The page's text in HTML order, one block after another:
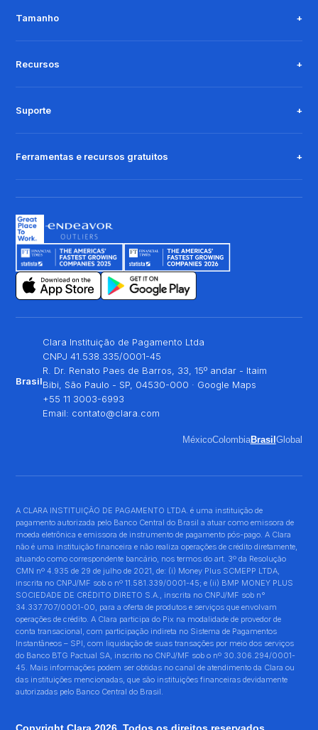
Tamanho
Recursos
Suporte
Ferramentas e recursos gratuitos
Brasil
Clara Instituição de Pagamento Ltda
CNPJ 41.538.335/0001-45
R. Dr. Renato Paes de Barros, 33, 15º andar - Itaim
Bibi, São Paulo - SP, 04530-000 · Google Maps
+55 11 3003-6993
Email: contato@clara.com
MéxicoColombiaBrasil Global
A CLARA INSTITUIÇÃO DE PAGAMENTO LTDA. é uma instituição de
pagamento autorizada pelo Banco Central do Brasil a atuar como emissora de
moeda eletrônica e emissora de instrumento de pagamento pós-pago. A Clara
não é uma instituição financeira e não realiza operações de crédito diretamente,
atuando como correspondente bancário, nos termos do art. 3º da Resolução
CMN nº 4.935 de 29 de julho de 2021, de: (i) Money Plus SCMEPP LTDA,
inscrita no CNPJ/MF sob o nº 11.581.339/0001-45; e (ii) BMP MONEY PLUS
SOCIEDADE DE CRÉDITO DIRETO S.A., inscrita no CNPJ/MF sob n°
34.337.707/0001-00, para a oferta de produtos e serviços que envolvam
operações de crédito. A Clara participa do Pix na modalidade de provedor de
conta transacional, com participação indireta no Sistema de Pagamentos
Instantâneos – SPI, com liquidação de suas transações por meio dos serviços
do Banco BTG Pactual SA, inscrito no CNPJ/MF sob o nº 30.306.294/0001-
45. Mais informações podem ser obtidas no canal de atendimento da Clara ou
das instituições mencionadas, que são instituições financeiras devidamente
autorizadas pelo Banco Central do Brasil.